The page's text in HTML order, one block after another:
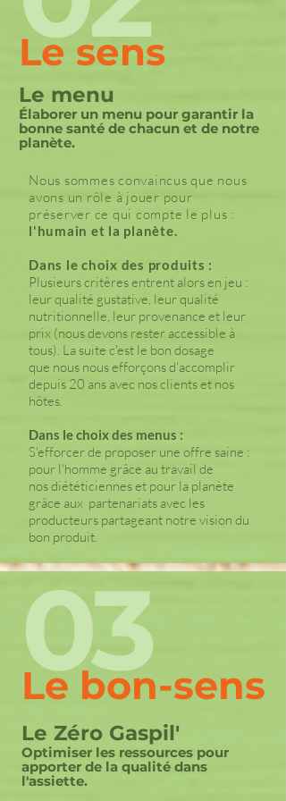
Le sens
Le menu
Élaborer un menu pour garantir la
bonne santé de chacun et de notre
planète.
Nous sommes convaincus que nous
avons un rôle à jouer pour
préserver ce qui compte le plus :
l'humain et la planète.
Dans le choix des produits :
Plusieurs critères entrent alors en jeu :
leur qualité gustative, leur qualité
nutritionnelle, leur provenance et leur
prix (nous devons rester accessible à
tous). La suite c'est le bon dosage
que nous nous efforçons d'accomplir
depuis 20 ans avec nos clients et nos
hôtes.
Dans le choix des menus :
S'efforcer de proposer une offre saine :
pour l'homme grâce au travail de
nos diététiciennes et pour la planète
grâce aux partenariats avec les
producteurs partageant notre vision du
bon produit.
03
Le bon-sens
Le Zéro Gaspil'
Optimiser les ressources pour
apporter de la qualité dans
l'assiette.